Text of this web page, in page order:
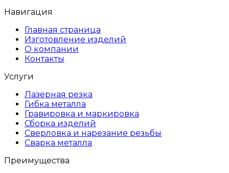
Навигация
Главная страница
Изготовление изделий
О компании
Контакты
Услуги
Лазерная резка
Гибка металла
Гравировка и маркировка
Сборка изделий
Сверловка и нарезание резьбы
Сварка металла
Преимущества